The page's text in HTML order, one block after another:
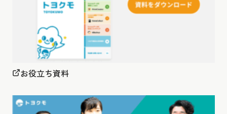
お役立ち資料